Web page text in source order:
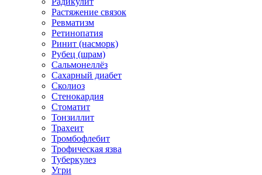
Растяжение связок
Ревматизм
Ретинопатия
Ринит (насморк)
Рубец (шрам)
Сальмонеллёз
Сахарный диабет
Сколиоз
Стенокардия
Стоматит
Тонзиллит
Трахеит
Тромбофлебит
Трофическая язва
Туберкулез
Угри